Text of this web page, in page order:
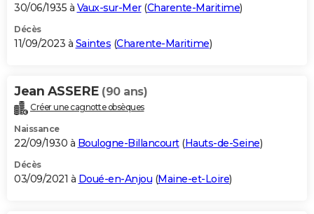
30/06/1935 à Vaux-sur-Mer(Charente-Maritime)
Décès
11/09/2023 à Saintes (Charente-Maritime)
Jean ASSERE (90 ans)
Créer une cagnotte obsèques
Naissance
22/09/1930 à Boulogne-Billancourt(Hauts-de-Seine)
Décès
03/09/2021 à Doué-en-Anjou (Maine-et-Loire)